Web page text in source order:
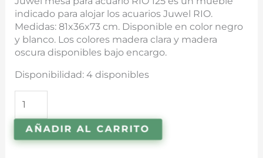
indicado para alojar los acuarios Juwel RIO.
Medidas: 81x36x73 cm. Disponible en color negro
y blanco. Los colores madera clara y madera
oscura disponibles bajo encargo.
Disponibilidad: 4 disponibles
AÑADIR AL CARRITO